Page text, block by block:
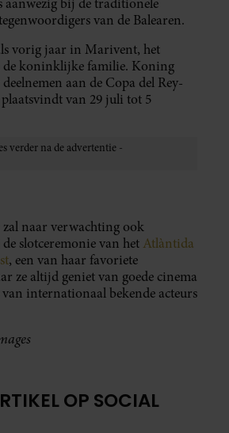
van de Balearen.
vorig jaar in Marivent, het
de koninklijke familie. Koning
aan de Copa del Rey-
van 29 juli tot 5
naar verwachting ook
slotceremonie van het Atlàntida
, een van haar favoriete
ze altijd geniet van goede cinema
van internationaal bekende acteurs
OP SOCIAL